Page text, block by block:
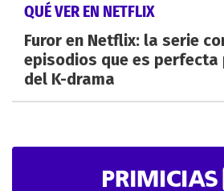
QUÉ VER EN NETFLIX
Furor en Netflix: la serie
episodios que es
del K-drama